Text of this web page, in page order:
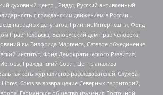
духовный центр , Риддл, Русский антивоенный
с гражданским движением в России –
народных депутатов, Гринпис Интернешнл, Фонд
Прав Человека, Белорусский дом прав человека
им Вилфрида Мартенса, Сетевое объединение
институт, Фонд Демократического Развития,
Гражданский Совет, Центр анализа
сеть журналистов-расследователей, Служба
Союз за возвращение Северных территорий,
Германское общество изучения Восточной